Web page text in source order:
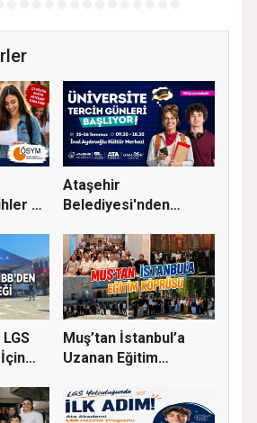
29
Ataşehir
Belediyesi'nden
Muş’tan İstanbul’a
Uzanan Eğitim